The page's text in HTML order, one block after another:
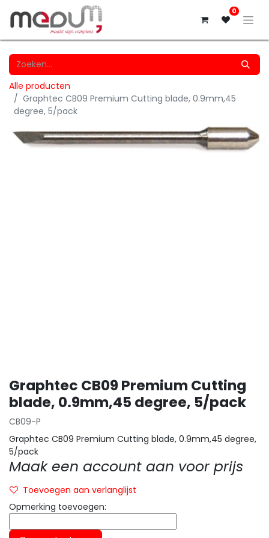
0
Alle producten
Graphtec CB09 Premium Cutting blade, 0.9mm,45
degree, 5/pack
Graphtec CB09 Premium Cutting
blade, 0.9mm,45 degree, 5/pack
CB09-P
Graphtec CB09 Premium Cutting blade, 0.9mm,45 degree,
5/pack
Maak een account aan voor prijs
Toevoegen aan verlanglijst
Opmerking toevoegen: